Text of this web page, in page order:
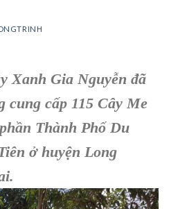
Xanh Gia Nguyễn đã
cung cấp 115 Cây Me
Thành Phố Du
ở huyện Long